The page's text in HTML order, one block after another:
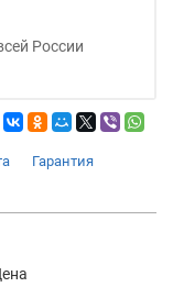
России
Гарантия